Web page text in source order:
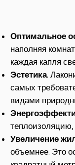
Оптимальное
наполняя
каждая капля
Эстетика.
самых
видами
теплоизоляцию,
Увеличение
объемнее. Это